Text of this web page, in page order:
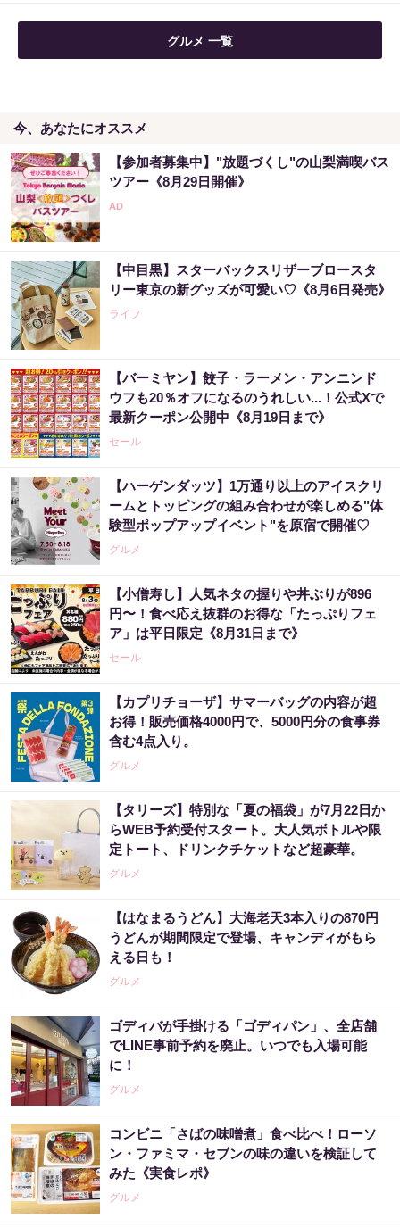
グルメ 一覧
今、あなたにオススメ
【参加者募集中】"放題づくし"の山梨満喫バス
ツアー《8月29日開催》
【中目黒】スターバックスリザーブロースタ
リー東京の新グッズが可愛い♡《8月6日発売》
ライフ
【バーミヤン】餃子・ラーメン・アンニンド
ウフも20％オフになるのうれしい...！公式Xで
最新クーポン公開中《8月19日まで》
セール
【ハーゲンダッツ】1万通り以上のアイスクリ
ームとトッピングの組み合わせが楽しめる"体
験型ポップアップイベント"を原宿で開催♡
グルメ
【小僧寿し】人気ネタの握りや丼ぶりが896
円〜！食べ応え抜群のお得な「たっぷりフェ
ア」は平日限定《8月31日まで》
セール
【カプリチョーザ】サマーバッグの内容が超
お得！販売価格4000円で、5000円分の食事券
含む4点入り。
グルメ
【タリーズ】特別な「夏の福袋」が7月22日か
らWEB予約受付スタート。大人気ボトルや限
定トート、ドリンクチケットなど超豪華。
グルメ
【はなまるうどん】大海老天3本入りの870円
うどんが期間限定で登場、キャンディがもら
える日も！
グルメ
ゴディバが手掛ける「ゴディパン」、全店舗
でLINE事前予約を廃止。いつでも入場可能
に！
グルメ
コンビニ「さばの味噌煮」食べ比べ！ローソ
ン・ファミマ・セブンの味の違いを検証して
みた《実食レポ》
グルメ